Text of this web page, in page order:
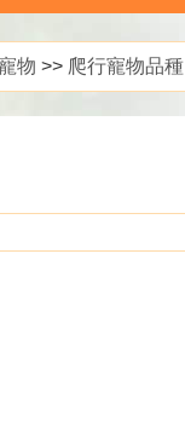
物 >> 爬行寵物品種